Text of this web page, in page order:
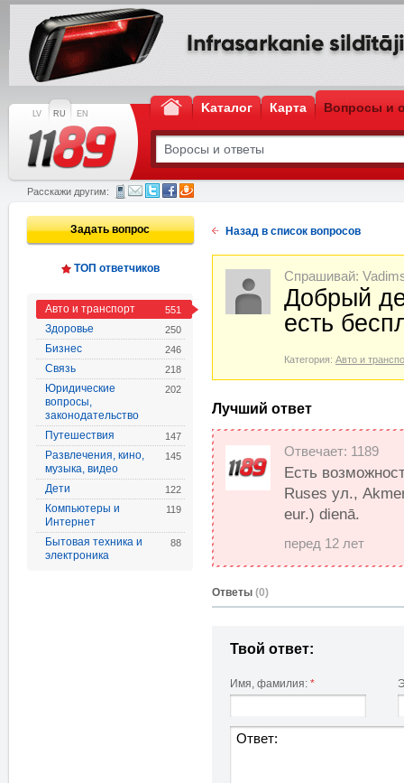
LV RU EN Kаталог Карта Вопросы и
Расскажи другим:
Задать вопрос
ТОП ответчиков
Авто и транспорт 551
Здоровье 250
Бизнес 246
Связь 218
Юридические
вопросы,
законодательство
202
Путешествия 147
Развлечения, кино,
музыка, видео
145
Дети 122
Компьютеры и
Интернет
119
Бытовая техника и
электроника
88
Назад в список вопросов
Спрашивай:
Добрый
есть
Категория: Авто и
Лучший ответ
Отвечает: 1189
Есть
Ruses ул.,
eur.) dienā.
перед 12 лет
Oтветы (0)
Твой ответ:
Имя, фамилия: *